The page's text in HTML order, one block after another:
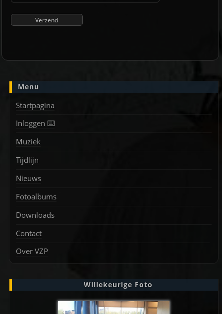
Menu
Startpagina
Inloggen ⌨️
Muziek
Tijdlijn
Nieuws
Fotoalbums
Downloads
Contact
Over VZP
Willekeurige Foto